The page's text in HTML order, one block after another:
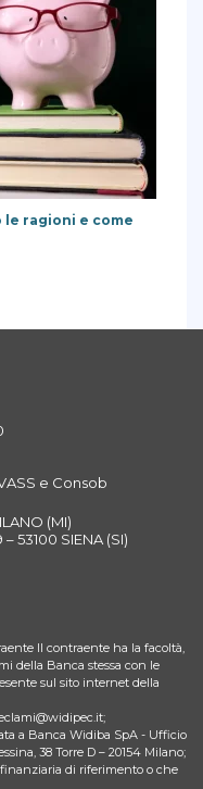
le ragioni e come
e Consob
(MI)
53100 SIENA (SI)
Il contraente ha la facoltà,
della Banca stessa con le
sul sito internet della
a Banca Widiba SpA - Ufficio
38 Torre D – 20154 Milano;
di riferimento o che